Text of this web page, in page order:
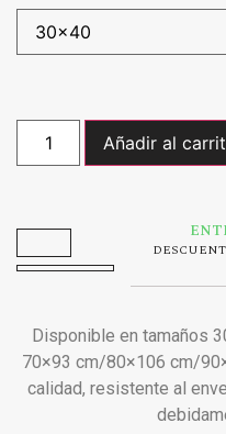
Añadir al
Disponible en tamaños
70×93 cm/80×106 cm/
calidad, resistente al